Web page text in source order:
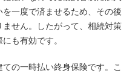
一度で済ませるため、その後
せん。したがって、相続対策
も有効です。
の一時払い終身保険です。こ